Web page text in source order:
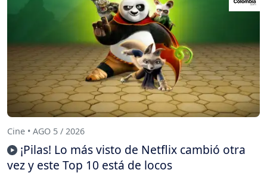
Cine • AGO 5 / 2026
¡Pilas! Lo más visto de Netflix cambió otra
vez y este Top 10 está de locos